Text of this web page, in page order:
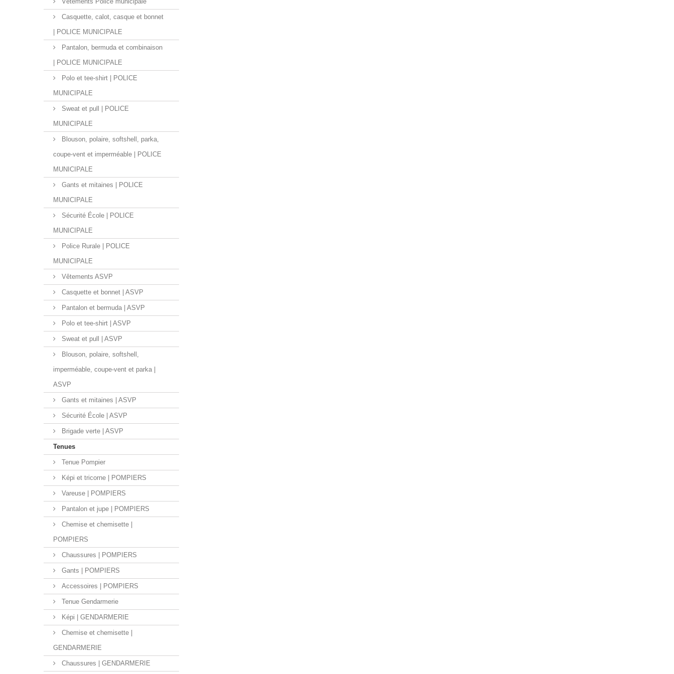
Casquette, calot, casque et bonnet
| POLICE MUNICIPALE
Pantalon, bermuda et combinaison
| POLICE MUNICIPALE
Polo et tee-shirt | POLICE
MUNICIPALE
Sweat et pull | POLICE
MUNICIPALE
Blouson, polaire, softshell, parka,
coupe-vent et imperméable | POLICE
MUNICIPALE
Gants et mitaines | POLICE
MUNICIPALE
Sécurité École | POLICE
MUNICIPALE
Police Rurale | POLICE
MUNICIPALE
Vêtements ASVP
Casquette et bonnet | ASVP
Pantalon et bermuda | ASVP
Polo et tee-shirt | ASVP
Sweat et pull | ASVP
Blouson, polaire, softshell,
imperméable, coupe-vent et parka |
ASVP
Gants et mitaines | ASVP
Sécurité École | ASVP
Brigade verte | ASVP
Tenues
Tenue Pompier
Képi et tricorne | POMPIERS
Vareuse | POMPIERS
Pantalon et jupe | POMPIERS
Chemise et chemisette |
POMPIERS
Chaussures | POMPIERS
Gants | POMPIERS
Accessoires | POMPIERS
Tenue Gendarmerie
Képi | GENDARMERIE
Chemise et chemisette |
GENDARMERIE
Chaussures | GENDARMERIE